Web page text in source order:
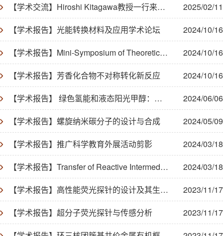
2025/02/11
【学术交流】Hiroshi Kitagawa教授一行来我院进行学术交流
2024/10/16
【学术报告】光能转换材料及应用学术论坛
2024/10/16
【学术报告】Mini-Symposium of Theoretical Chemistry
2024/10/16
【学术报告】芳香化合物不对称转化新反应
2024/06/06
【学术报告】 绿色氢能和液态阳光甲醇：实现双碳目标的战略路径
2024/05/09
【学术报告】螺旋纳米碳分子的设计与合成
2024/03/18
【学术报告】推广科学教育外展活动剪影
2024/03/18
【学术报告】Transfer of Reactive Intermediates from One Molecule to Another
2023/11/17
【学术报告】高性能荧光探针的设计及其生物成像研究
2023/11/17
【学术报告】超分子荧光探针与传感分析